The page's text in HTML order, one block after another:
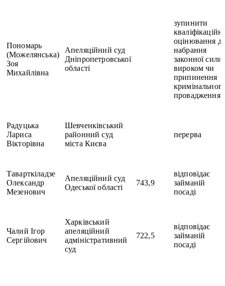
Пономарь
(Можелянська)
Зоя
Михайлівна
Апеляційний суд
Дніпропетровської
області
зупинити
оцінювання
набрання
законної сили
вироком чи
припинення
провадження
Радуцька
Лариса
Вікторівна
Шевченківський
районний суд
міста Києва
перерва
Таварткіладзе
Олександр
Мезенович
Апеляційний суд
Одеської області
743,9
відповідає
займаній
посаді
Чалий Ігор
Сергійович
Харківський
апеляційний
адміністративний
суд
722,5
відповідає
займаній
посаді